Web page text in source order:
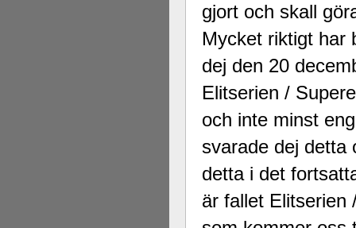
gjort och skall
Mycket riktigt har
dej den 20
Elitserien /
och inte minst
svarade dej detta
detta i det
är fallet Elitserien